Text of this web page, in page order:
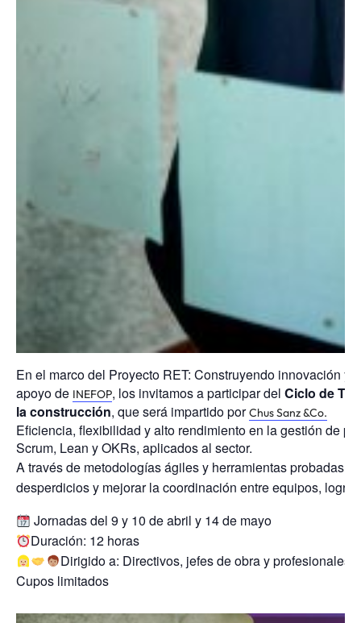
En el marco del Proyecto RET: Construyendo innovación y
apoyo de INEFOP, los invitamos a participar del Ciclo de
la construcción, que será impartido porChus Sanz &Co.
Eficiencia, flexibilidad y alto rendimiento en la gestión de
Scrum, Lean y OKRs, aplicados al sector.
A través de metodologías ágiles y herramientas probadas,
desperdicios y mejorar la coordinación entre equipos,
Jornadas del 9 y 10 de abril y 14 de mayo
Duración: 12 horas
Dirigido a: Directivos, jefes de obra y profesionales
Cupos limitados